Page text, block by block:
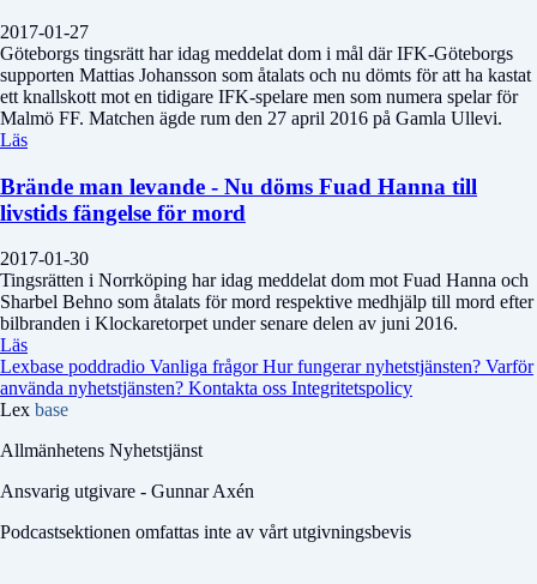
2017-01-27
Göteborgs tingsrätt har idag meddelat dom i mål där IFK-Göteborgs
supporten Mattias Johansson som åtalats och nu dömts för att ha kastat
ett knallskott mot en tidigare IFK-spelare men som numera spelar för
Malmö FF. Matchen ägde rum den 27 april 2016 på Gamla Ullevi.
Läs
Brände man levande - Nu döms Fuad Hanna till
livstids fängelse för mord
2017-01-30
Tingsrätten i Norrköping har idag meddelat dom mot Fuad Hanna och
Sharbel Behno som åtalats för mord respektive medhjälp till mord efter
bilbranden i Klockaretorpet under senare delen av juni 2016.
Läs
Lexbase poddradio Vanliga frågorHur fungerar nyhetstjänsten? Varför
använda nyhetstjänsten? Kontakta oss Integritetspolicy
Lex base
Allmänhetens Nyhetstjänst
Ansvarig utgivare - Gunnar Axén
Podcastsektionen omfattas inte av vårt utgivningsbevis